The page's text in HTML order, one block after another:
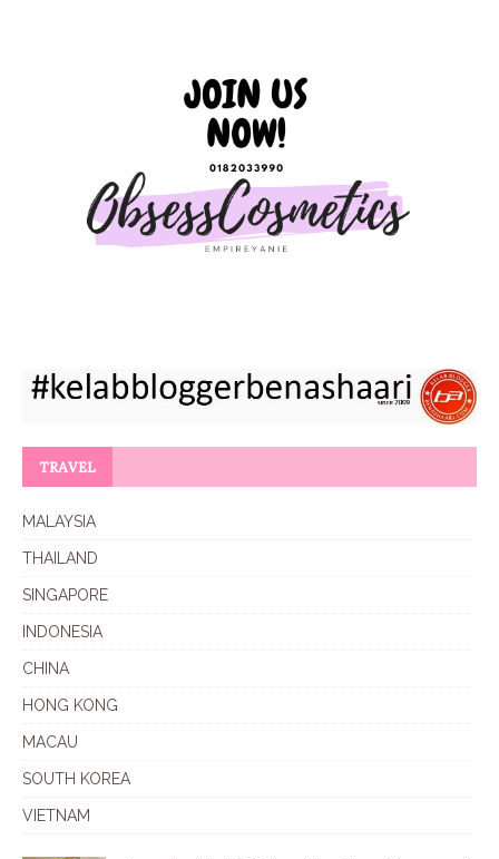
TRAVEL
MALAYSIA
THAILAND
SINGAPORE
INDONESIA
CHINA
HONG KONG
MACAU
SOUTH KOREA
VIETNAM